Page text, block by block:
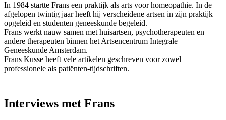
In 1984 startte Frans een praktijk als arts voor homeopathie. In de
afgelopen twintig jaar heeft hij verscheidene artsen in zijn praktijk
opgeleid en studenten geneeskunde begeleid.
Frans werkt nauw samen met huisartsen, psychotherapeuten en
andere therapeuten binnen het Artsencentrum Integrale
Geneeskunde Amsterdam.
Frans Kusse heeft vele artikelen geschreven voor zowel
professionele als patiënten-tijdschriften.
Interviews met Frans